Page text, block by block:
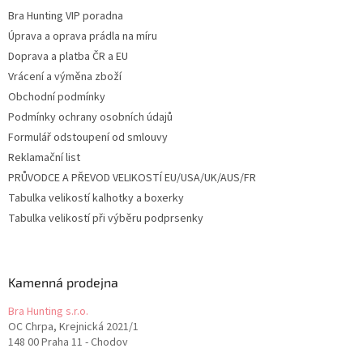
Bra Hunting VIP poradna
Úprava a oprava prádla na míru
Doprava a platba ČR a EU
Vrácení a výměna zboží
Obchodní podmínky
Podmínky ochrany osobních údajů
Formulář odstoupení od smlouvy
Reklamační list
PRŮVODCE A PŘEVOD VELIKOSTÍ EU/USA/UK/AUS/FR
Tabulka velikostí kalhotky a boxerky
Tabulka velikostí při výběru podprsenky
Kamenná prodejna
Bra Hunting s.r.o.
OC Chrpa, Krejnická 2021/1
148 00 Praha 11 - Chodov